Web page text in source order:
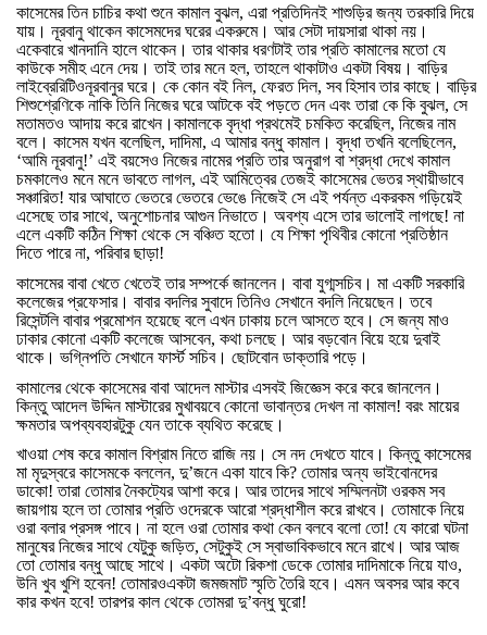
কাসেমের তিন চাচির কথা শুনে কামাল বুঝল, এরা প্রতিদিনই শাশুড়ির জন্য তরকারি দিয়ে
যায়। নূরবানু থাকেন কাসেমদের ঘরের একরুমে। আর সেটা দায়সারা থাকা নয়।
একেবারে খানদানি হালে থাকেন। তার থাকার ধরণটাই তার প্রতি কামালের মতো যে
কাউকে সমীহ এনে দেয়। তাই তার মনে হল,তাহলে থাকাটাও একটা বিষয়। বাড়ির
লাইব্রেরিটিওনূরবানুর ঘরে। কে কোন বই নিল, ফেরত দিল, সব হিসাব তার কাছে। বাড়ির
শিশুশ্রেণিকে নাকি তিনি নিজের ঘরে আটকে বই পড়তে দেন এবং তারা কে কি বুঝল, সে
মতামতও আদায় করে রাখেন।কামালকে বৃদ্ধা প্রথমেই চমকিত করেছিল, নিজের নাম
বলে। কাসেম যখন বলেছিল,দাদিমা, এ আমার বন্ধু কামাল। বৃদ্ধা তখনি বলেছিলেন,
‘আমি নূরবানু!’ এই বয়সেও নিজের নামের প্রতি তার অনুরাগ বা শ্রদ্ধা দেখে কামাল
চমকালেও মনে মনে ভাবতে লাগল, এই আমিত্বের তেজই কাসেমের ভেতর স্থায়ীভাবে
সঞ্চারিত! যার আঘাতে ভেতরে ভেতরে ভেঙে নিজেই সে এই পর্যন্ত একরকম গড়িয়েই
এসেছে তার সাথে, অনুশোচনার আগুন নিভাতে। অবশ্য এসে তার ভালোই লাগছে! না
এলে একটি কঠিন শিক্ষা থেকে সে বঞ্চিত হতো। যে শিক্ষা পৃথিবীর কোনো প্রতিষ্ঠান
দিতে পারে না, পরিবার ছাড়া!
কাসেমের বাবা খেতে খেতেই তার সম্পর্কে জানলেন। বাবা যুগ্মসচিব। মা একটি সরকারি
কলেজের প্রফেসার। বাবার বদলির সুবাদে তিনিও সেখানে বদলি নিয়েছেন। তবে
রিসেন্টলি বাবার প্রমোশন হয়েছে বলে এখন ঢাকায় চলে আসতে হবে। সে জন্য মাও
ঢাকার কোনো একটি কলেজে আসবেন, কথা চলছে। আর বড়বোন বিয়ে হয়ে দুবাই
থাকে। ভগ্নিপতি সেখানে ফার্স্ট সচিব। ছোটবোন ডাক্তারি পড়ে।
কামালের থেকে কাসেমের বাবা আদেল মাস্টার এসবই জিজ্ঞেস করে করে জানলেন।
কিন্তু আদেল উদ্দিন মাস্টারের মুখাবয়বে কোনো ভাবান্তর দেখল না কামাল! বরং মায়ের
ক্ষমতার অপব্যবহারটুকু যেন তাকে ব্যথিত করেছে।
খাওয়া শেষ করে কামাল বিশ্রাম নিতে রাজি নয়। সে নদ দেখতে যাবে। কিন্তু কাসেমের
মা মৃদুস্বরে কাসেমকে বললেন, দু’জনে একা যাবে কি? তোমার অন্য ভাইবোনদের
ডাকো!তারা তোমার নৈকট্যের আশা করে। আর তাদের সাথে সম্মিলনটা ওরকম সব
জায়গায় হলে তা তোমার প্রতি ওদেরকে আরো শ্রদ্ধাশীল করে রাখবে। তোমাকে নিয়ে
ওরা বলার প্রসঙ্গ পাবে। না হলে ওরা তোমার কথা কেন বলবে বলো তো! যে কারো ঘটনা
মানুষের নিজের সাথে যেটুকু জড়িত, সেটুকুই সে স্বাভাবিকভাবে মনে রাখে। আর আজ
তো তোমার বন্ধু আছে সাথে। একটা অটো রিকশা ডেকে তোমার দাদিমাকে নিয়ে যাও,
উনি খুব খুশি হবেন! তোমারওএকটা জমজমাট স্মৃতি তৈরি হবে। এমন অবসর আর কবে
কার কখন হবে!তারপর কাল থেকে তোমরা দু’বন্ধু ঘুরো!